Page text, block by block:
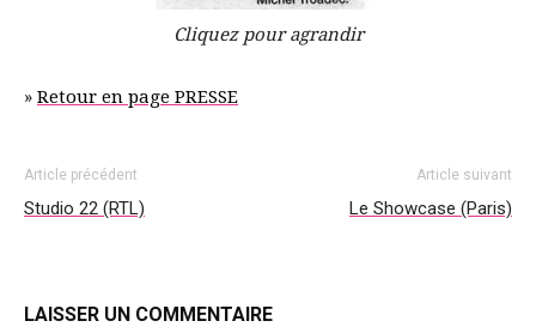
Cliquez pour agrandir
» Retour en page PRESSE
Article précédent
Studio 22 (RTL)
Article suivant
Le Showcase (Paris)
LAISSER UN COMMENTAIRE